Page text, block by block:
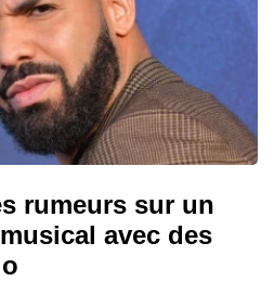
rumeurs sur un
avec des